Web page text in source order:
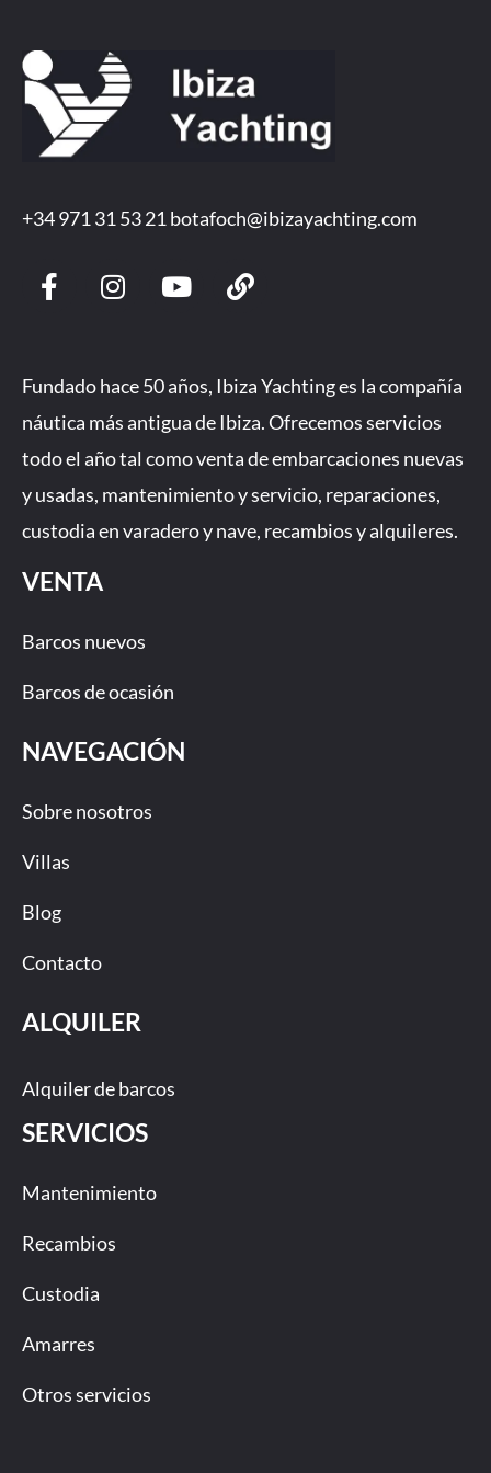
+34 971 31 53 21 botafoch@ibizayachting.com
F
a
b
o
o
k
-
f
I
n
a
g
r
a
m
Y
o
u
e
L
i
Fundado hace 50 años, Ibiza Yachting es la compañía
náutica más antigua de Ibiza. Ofrecemos servicios
todo el año tal como venta de embarcaciones nuevas
y usadas, mantenimiento y servicio, reparaciones,
custodia en varadero y nave, recambios y alquileres.
VENTA
Barcos nuevos
Barcos de ocasión
NAVEGACIÓN
Sobre nosotros
Villas
Blog
Contacto
ALQUILER
Alquiler de barcos
SERVICIOS
Mantenimiento
Recambios
Custodia
Amarres
Otros servicios